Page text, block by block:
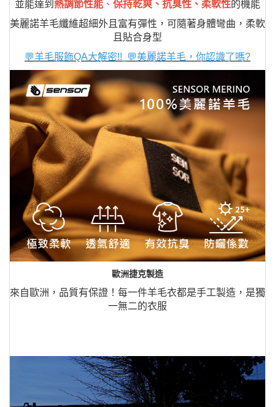
並能達到 熱調節性能 、 保持乾爽、抗臭性、柔軟性的機能
美麗諾羊毛纖維超細外且富有彈性，可隨著身體彎曲，柔軟
且貼合身型
💬羊毛服飾QA大解密!!
💬美麗諾羊毛，你認識了嗎?
歐洲捷克製造
來自歐洲，品質有保證！每一件羊毛衣都是手工製造，是獨
一無二的衣服